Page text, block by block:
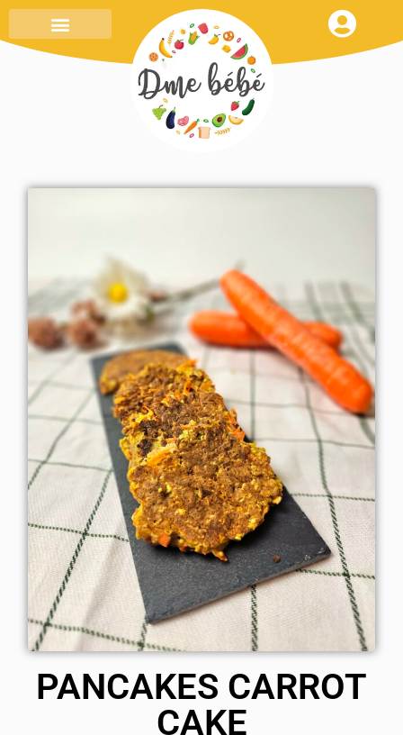
PANCAKES CARROT
CAKE